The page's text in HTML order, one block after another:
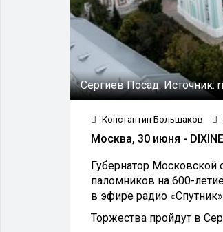
Сергиев Посад.Источник:
Константин Большаков
Москва, 30 июня -
Губернатор Московской
паломников на 600-
в эфире радио
Торжества пройдут в